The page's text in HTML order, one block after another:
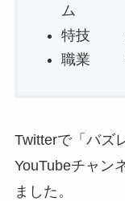
ム
特技
職業 ：
Twitterで「バズ
YouTubeチャン
ました。